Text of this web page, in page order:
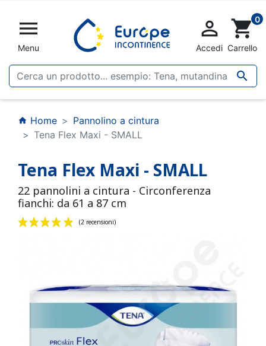

Menu


Accedi
shopping_cart0
Carrello
home Home
Pannolino a cintura
Tena Flex Maxi - SMALL
Tena Flex Maxi - SMALL
22 pannolini a cintura - Circonferenza
fianchi: da 61 a 87 cm